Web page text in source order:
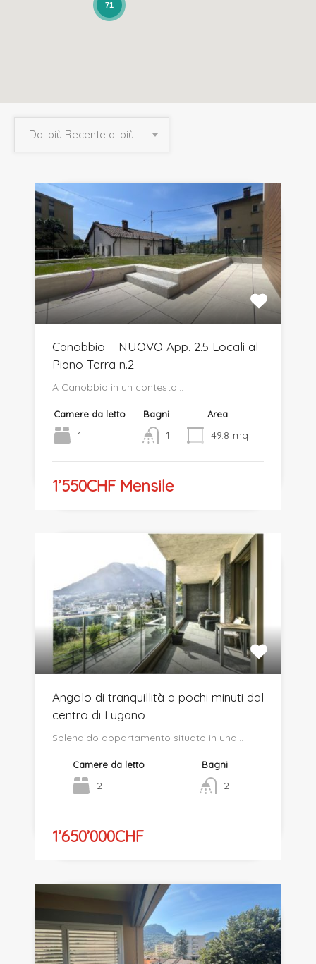
71
Dal più Recente al più Vecchio
Canobbio – NUOVO App. 2.5 Locali al
Piano Terra n.2
A Canobbio in un contesto…
Camere da letto
1
Bagni
1
Area
49.8 mq
1’550CHF Mensile
Angolo di tranquillità a pochi minuti dal
centro di Lugano
Splendido appartamento situato in una…
Camere da letto
2
Bagni
2
1’650’000CHF